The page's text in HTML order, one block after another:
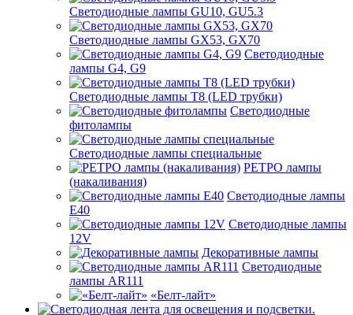
Светодиодные лампы GU10, GU5.3
Светодиодные лампы GX53, GX70
Светодиодные
лампы G4, G9
Светодиодные лампы Т8 (LED трубки)
Светодиодные
фитолампы
Светодиодные лампы специальные
РЕТРО лампы
(накаливания)
Светодиодные лампы
E40
Светодиодные лампы
12V
Декоративные лампы
Светодиодные
лампы AR111
«Белт-лайт»